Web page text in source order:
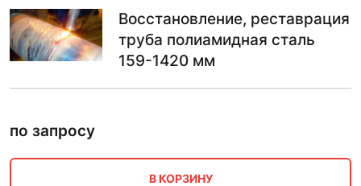
Восстановление, реставрация
труба полиамидная сталь
159-1420 мм
по запросу
В КОРЗИНУ